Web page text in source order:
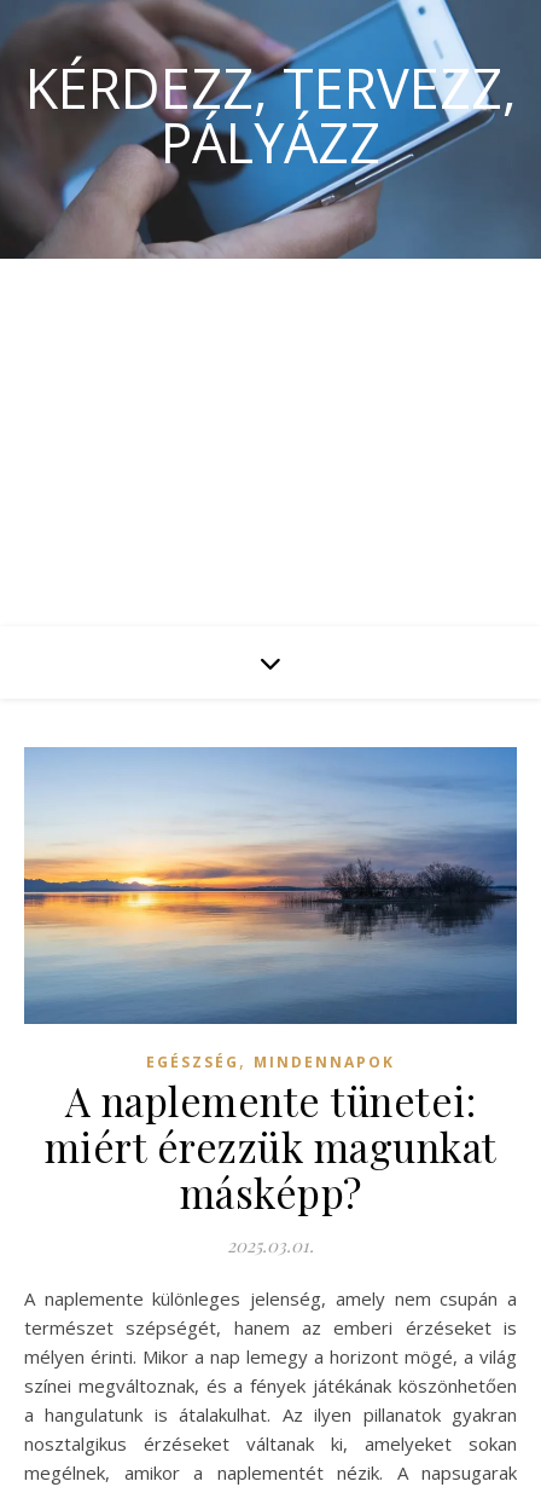
KÉRDEZZ, TERVEZZ,
PÁLYÁZZ
EGÉSZSÉG , MINDENNAPOK
A naplemente tünetei:
miért érezzük magunkat
másképp?
2025.03.01.
A naplemente különleges jelenség, amely nem csupán a
természet szépségét, hanem az emberi érzéseket is
mélyen érinti. Mikor a nap lemegy a horizont mögé, a világ
színei megváltoznak, és a fények játékának köszönhetően
a hangulatunk is átalakulhat. Az ilyen pillanatok gyakran
nosztalgikus érzéseket váltanak ki, amelyeket sokan
megélnek, amikor a naplementét nézik. A napsugarak